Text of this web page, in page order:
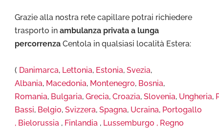
Grazie alla nostra rete capillare potrai richiedere
trasporto in ambulanza privata a lunga
percorrenza Centola in qualsiasi località Estera:
( Danimarca, Lettonia, Estonia, Svezia,
Albania, Macedonia, Montenegro, Bosnia,
Romania, Bulgaria, Grecia, Croazia, Slovenia, Ungheria,
Bassi, Belgio, Svizzera, Spagna, Ucraina, Portogallo
, Bielorussia , Finlandia , Lussemburgo , Regno